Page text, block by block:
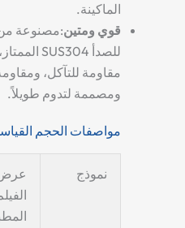
الماكينة.
قوي ومتين:مصنوعة من
للصدأ SUS304 الممتاز،
مقاومة للتآكل،
ومصممة لتدوم طويلاً.
مواصفات الحجم
نموذج